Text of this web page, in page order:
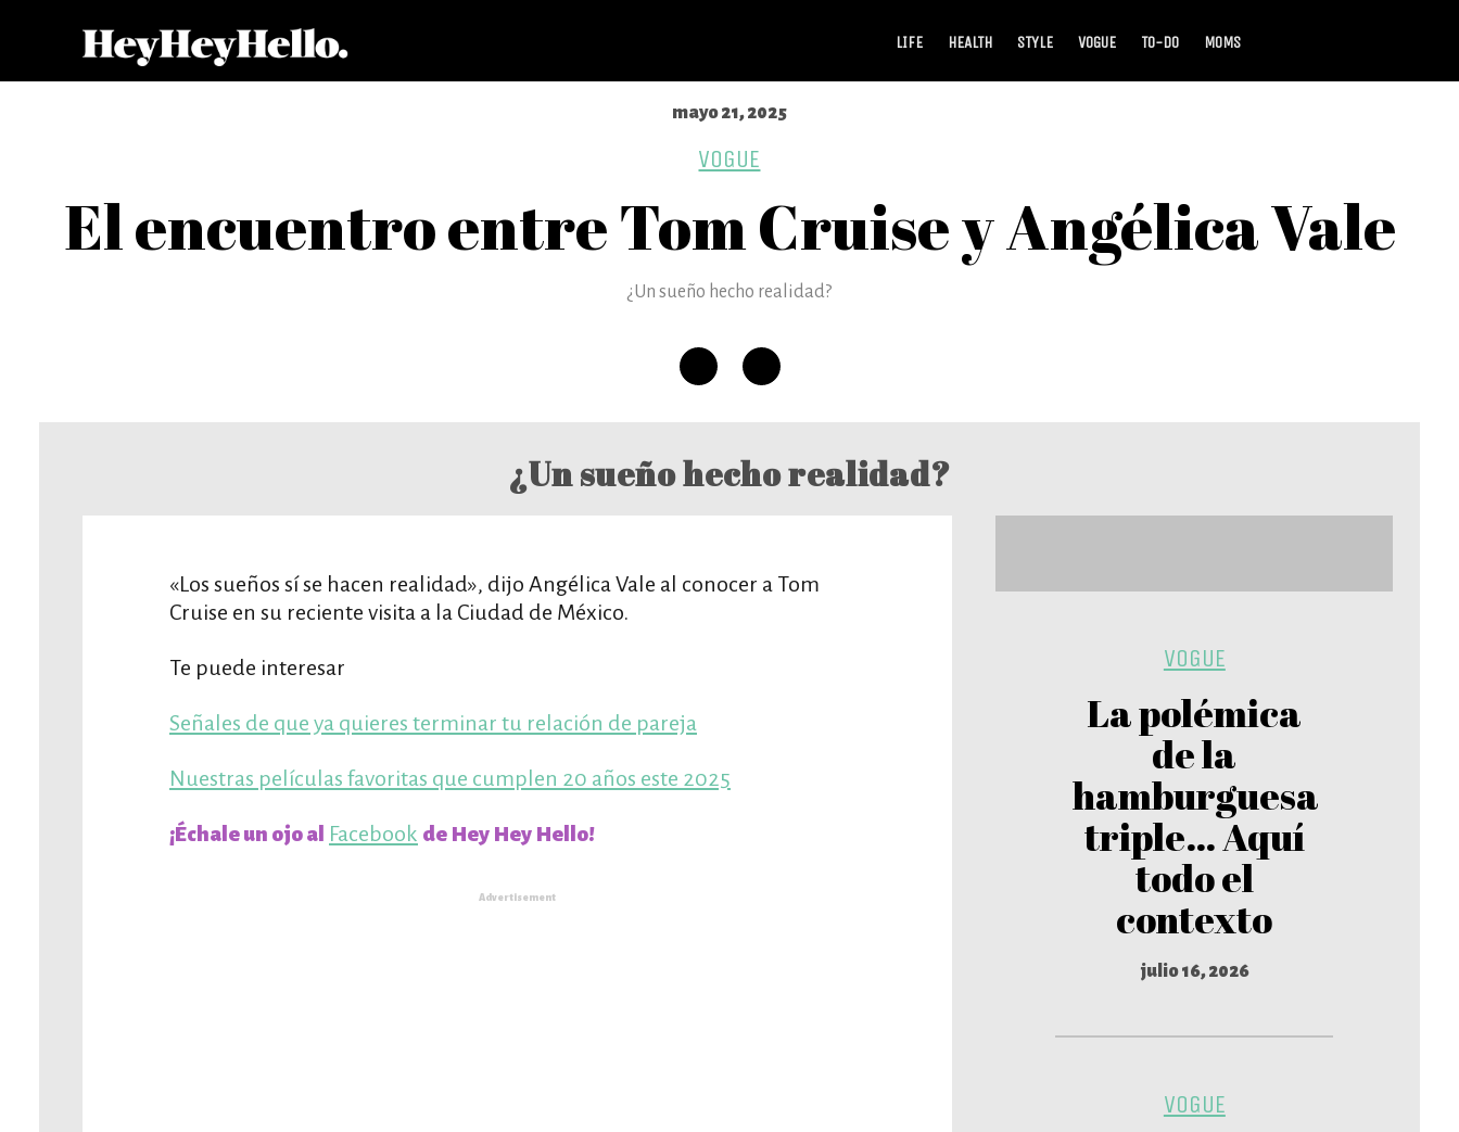
LIFE HEALTH STYLE VOGUE TO-DO MOMS
mayo 21, 2025
VOGUE
El encuentro entre Tom Cruise y Angélica Vale
¿Un sueño hecho realidad?
¿Un sueño hecho realidad?
VOGUE
La polémica
de la
hamburguesa
triple… Aquí
todo el
contexto
julio 16, 2026
VOGUE
«Los sueños sí se hacen realidad», dijo Angélica Vale al conocer a Tom
Cruise en su reciente visita a la Ciudad de México.
Te puede interesar
Señales de que ya quieres terminar tu relación de pareja
Nuestras películas favoritas que cumplen 20 años este 2025
¡Échale un ojo al Facebook de Hey Hey Hello!
Advertisement